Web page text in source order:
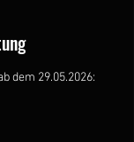
dem 29.05.2026: